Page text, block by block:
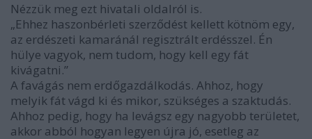
Nézzük meg ezt hivatali oldalról is.
„Ehhez haszonbérleti szerződést kellett kötnöm egy,
az erdészeti kamaránál regisztrált erdésszel. Én
hülye vagyok, nem tudom, hogy kell egy fát
kivágatni.”
A favágás nem erdőgazdálkodás. Ahhoz, hogy
melyik fát vágd ki és mikor, szükséges a szaktudás.
Ahhoz pedig, hogy ha levágsz egy nagyobb területet,
akkor abból hogyan legyen újra jó, esetleg az